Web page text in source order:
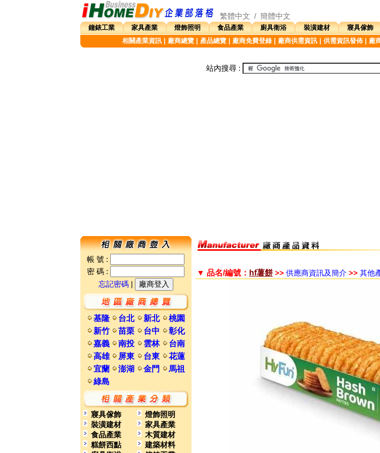
繁體中文 / 簡體中文
鐘錶工業 家具產業 燈飾照明 食品產業 廚具衛浴 裝潢建材 寢具傢飾
相關產業資訊| 廠商總覽| 產品總覽| 廠商免費登錄| 廠商供需資訊| 供需資訊發佈| 廠
站內搜尋 :
帳 號 :
密 碼 :
忘記密碼|
基隆 台北 新北
桃園
新竹
苗栗 台中
彰化
嘉義
南投 雲林
台南
高雄
屏東 台東
花蓮
宜蘭
澎湖 金門
馬祖
綠島
寢具傢飾
燈飾照明
裝潢建材
家具產業
食品產業
木質建材
糕餅西點
建築材料
▼ 品名/編號： hf薯餅 >> 供應商資訊及簡介 >> 其他